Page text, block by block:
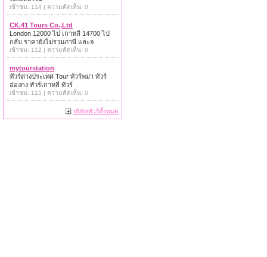
เข้าชม: 114 | ความคิดเห็น: 0
CK.41 Tours Co.,Ltd
London 12000 ไป เกาหลี 14700 ไป
กลับ ราคายังไม่รวมภาษี และจ
เข้าชม: 112 | ความคิดเห็น: 0
mytourstation
ทัวร์ต่างประเทศ Tour ทัวร์พม่า ทัวร์
ฮ่องกง ทัวร์เกาหลี ทัวร์
เข้าชม: 115 | ความคิดเห็น: 0
บริษัททัวร์ทั้งหมด